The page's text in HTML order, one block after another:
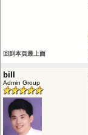
回到本頁最上面
bill
Admin Group